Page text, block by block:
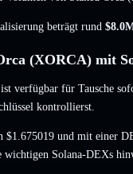
beträgt rund
(XORCA) mit
verfügbar für Tausche
kontrollierst.
$1.675019 und mit einer
Solana-DEXs